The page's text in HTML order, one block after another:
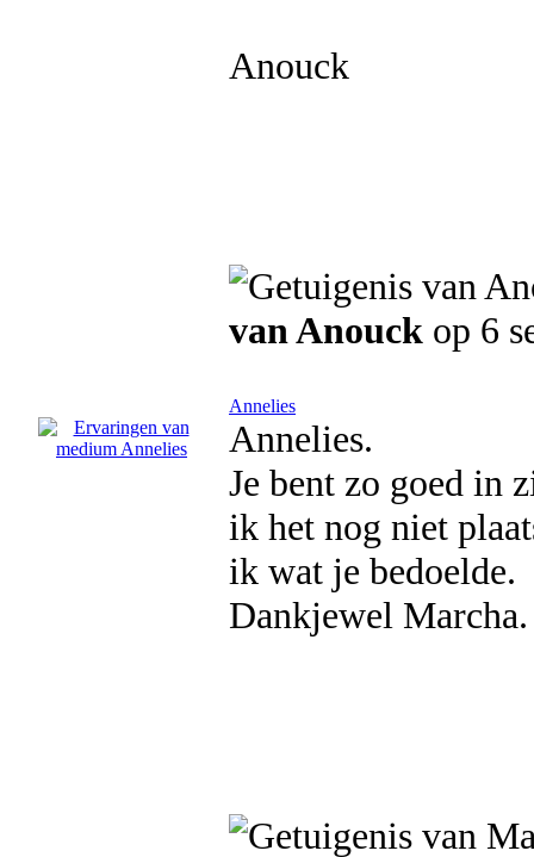
Anouck
van Anouck op 6
Annelies
Annelies.
Je bent zo goed in
ik het nog niet
ik wat je bedoelde.
Dankjewel Marcha.